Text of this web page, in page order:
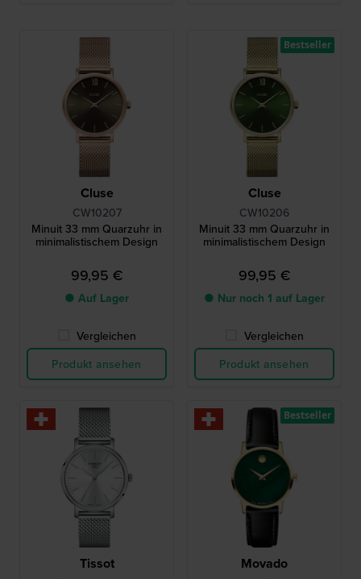
Cluse
CW10207
Minuit 33 mm Quarzuhr in
minimalistischem Design
99,95 €
● Auf Lager
Vergleichen
Produkt ansehen
Cluse
CW10206
Minuit 33 mm Quarzuhr in
minimalistischem Design
99,95 €
● Nur noch 1 auf Lager
Vergleichen
Produkt ansehen
Bestseller
Tissot Movado
Bestseller